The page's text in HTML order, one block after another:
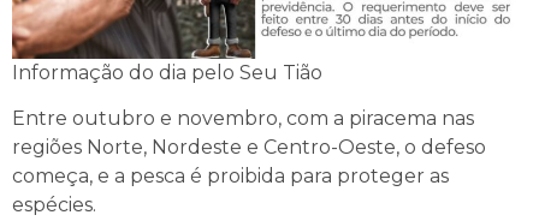
Informação do dia pelo Seu Tião
Entre outubro e novembro, com a piracema nas
regiões Norte, Nordeste e Centro-Oeste, o defeso
começa, e a pesca é proibida para proteger as
espécies.